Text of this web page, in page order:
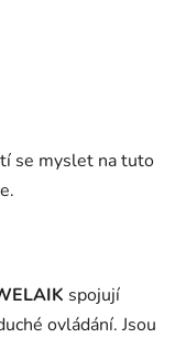
se myslet na tuto
spojují
ovládání. Jsou